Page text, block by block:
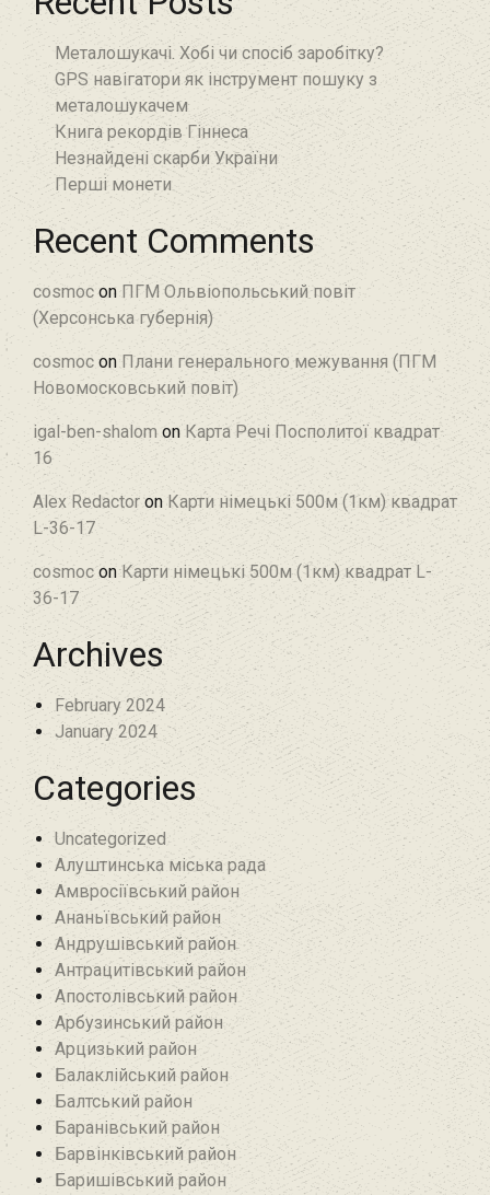
Металошукачі. Хобі чи спосіб заробітку?
GPS навігатори як інструмент пошуку з
металошукачем
Книга рекордів Гіннеса
Незнайдені скарби України
Перші монети
Recent Comments
cosmoc on ПГМ Ольвіопольський повіт
(Херсонська губернія)
cosmoc on Плани генерального межування (ПГМ
Новомосковський повіт)
igal-ben-shalom on Карта Речі Посполитої квадрат
16
Alex Redactor on Карти німецькі 500м (1км) квадрат
L-36-17
cosmoc onКарти німецькі 500м (1км) квадрат L-
36-17
Archives
February 2024
January 2024
Categories
Uncategorized
Алуштинська міська рада
Амвросіївський район
Ананьївський район‎
Андрушівський район‎
Антрацитівський район‎
Апостолівський район
Арбузинський район‎
Арцизький район‎
Балаклійський район
Балтський район‎
Баранівський район‎
Барвінківський район
Баришівський район